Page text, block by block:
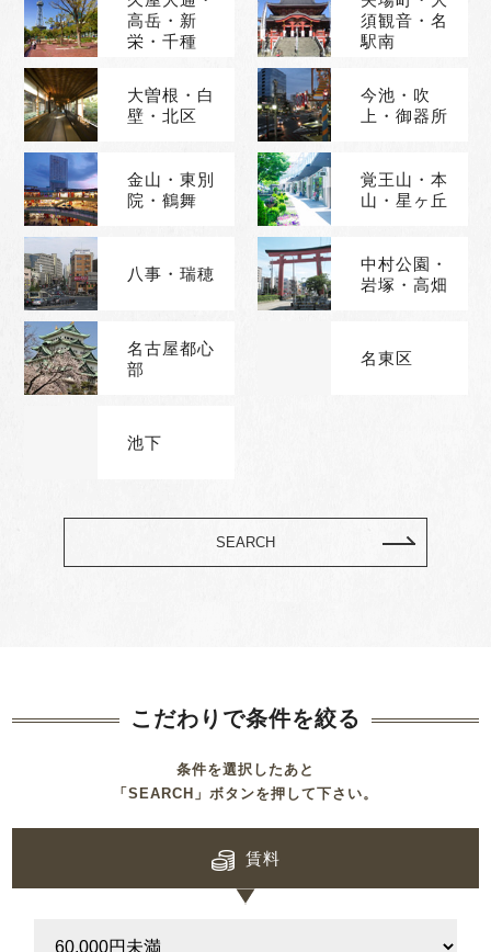
高岳・新
栄・千種
須観音・名
駅南
大曽根・白
壁・北区
今池・吹
上・御器所
金山・東別
院・鶴舞
覚王山・本
山・星ヶ丘
八事・瑞穂
中村公園・
岩塚・高畑
名古屋都心
部
名東区
池下
SEARCH
こだわりで条件を絞る
条件を選択したあと
「SEARCH」ボタンを押して下さい。
賃料